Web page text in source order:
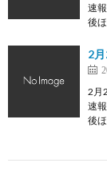
速
後
2
2月
速
後